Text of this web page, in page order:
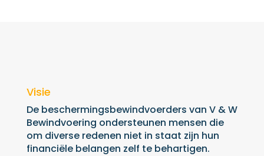
Visie
De beschermingsbewindvoerders van V & W
Bewindvoering ondersteunen mensen die
om diverse redenen niet in staat zijn hun
financiële belangen zelf te behartigen.